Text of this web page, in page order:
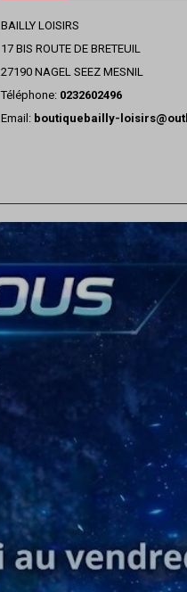
BAILLY LOISIRS
17 BIS ROUTE DE BRETEUIL
27190 NAGEL SEEZ MESNIL
Téléphone: 0232602496
Email: boutiquebailly-